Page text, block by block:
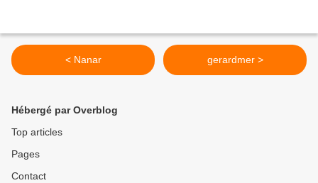
< Nanar gerardmer >
Hébergé par Overblog
Top articles
Pages
Contact